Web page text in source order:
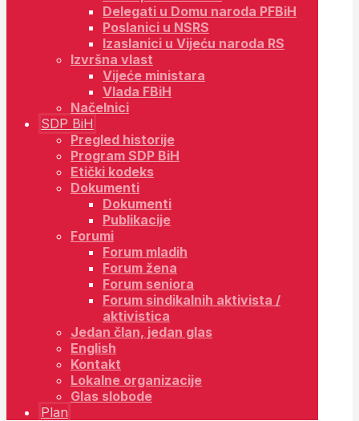
Delegati u Domu naroda PFBiH
Poslanici u NSRS
Izaslanici u Vijeću naroda RS
Izvršna vlast
Vijeće ministara
Vlada FBiH
Načelnici
SDP BiH
Pregled historije
Program SDP BiH
Etički kodeks
Dokumenti
Dokumenti
Publikacije
Forumi
Forum mladih
Forum žena
Forum seniora
Forum sindikalnih aktivista /
aktivistica
Jedan član, jedan glas
English
Kontakt
Lokalne organizacije
Glas slobode
Plan